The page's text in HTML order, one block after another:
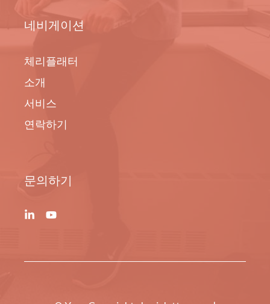
네비게이션
체리플래터
소개
서비스
연락하기
문의하기